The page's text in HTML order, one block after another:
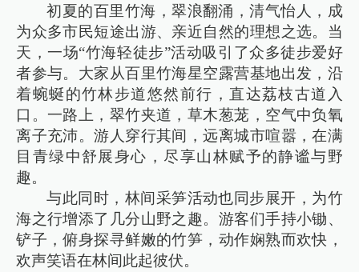
初夏的百里竹海，翠浪翻涌，清气怡人，成
为众多市民短途出游、亲近自然的理想之选。当
天，一场“竹海轻徒步”活动吸引了众多徒步爱好
者参与。大家从百里竹海星空露营基地出发，沿
着蜿蜒的竹林步道悠然前行，直达荔枝古道入
口。一路上，翠竹夹道，草木葱茏，空气中负氧
离子充沛。游人穿行其间，远离城市喧嚣，在满
目青绿中舒展身心，尽享山林赋予的静谧与野
趣。
与此同时，林间采笋活动也同步展开，为竹
海之行增添了几分山野之趣。游客们手持小锄、
铲子，俯身探寻鲜嫩的竹笋，动作娴熟而欢快，
欢声笑语在林间此起彼伏。